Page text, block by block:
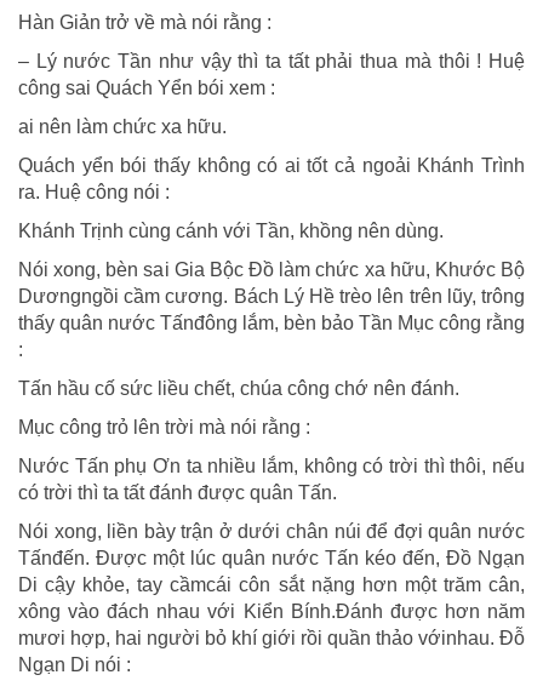
Hàn Giản trở về mà nói rằng :
– Lý nước Tần như vậy thì ta tất phải thua mà thôi ! Huệ
công sai Quách Yển bói xem :
ai nên làm chức xa hữu.
Quách yển bói thấy không có ai tốt cả ngoải Khánh Trình
ra. Huệ công nói :
Khánh Trịnh cùng cánh với Tần, khồng nên dùng.
Nói xong, bèn sai Gia Bộc Đồ làm chức xa hữu, Khước Bộ
Dươngngồi cầm cương. Bách Lý Hề trèo lên trên lũy, trông
thấy quân nước Tấnđông lắm, bèn bảo Tần Mục công rằng
:
Tấn hầu cố sức liều chết, chúa công chớ nên đánh.
Mục công trỏ lên trời mà nói rằng :
Nước Tấn phụ Ơn ta nhiều lắm, không có trời thì thôi, nếu
có trời thì ta tất đánh được quân Tấn.
Nói xong, liền bày trận ở dưới chân núi để đợi quân nước
Tấnđến. Được một lúc quân nước Tấn kéo đến, Đồ Ngạn
Di cậy khỏe, tay cầmcái côn sắt nặng hơn một trăm cân,
xông vào đách nhau với Kiển Bính.Đánh được hơn năm
mươi hợp, hai người bỏ khí giới rồi quần thảo vớinhau. Đỗ
Ngạn Di nói :